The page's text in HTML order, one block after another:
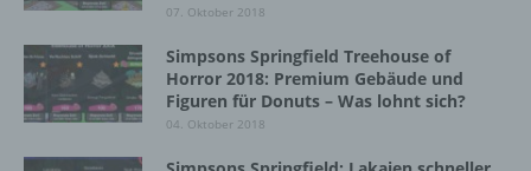
07. Oktober 2018
Simpsons Springfield Treehouse of
Horror 2018: Premium Gebäude und
Figuren für Donuts – Was lohnt sich?
04. Oktober 2018
Cookies / SessionStorage / LocalStorage